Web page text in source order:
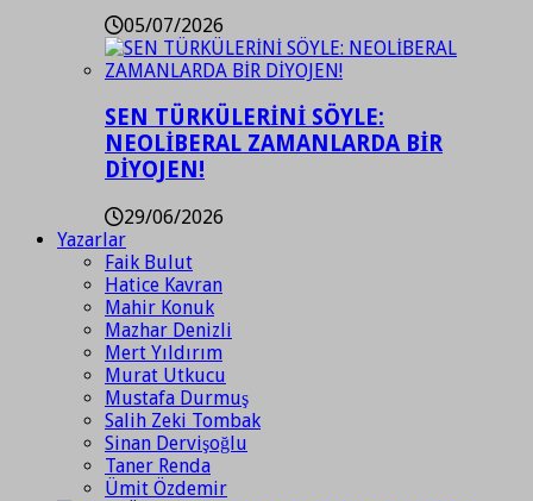
05/07/2026
SEN TÜRKÜLERİNİ SÖYLE:
NEOLİBERAL ZAMANLARDA BİR
DİYOJEN!
29/06/2026
Yazarlar
Faik Bulut
Hatice Kavran
Mahir Konuk
Mazhar Denizli
Mert Yıldırım
Murat Utkucu
Mustafa Durmuş
Salih Zeki Tombak
Sinan Dervişoğlu
Taner Renda
Ümit Özdemir